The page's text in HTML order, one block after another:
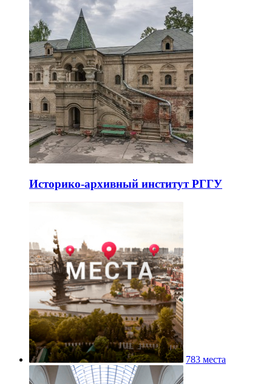
Историко-архивный институт РГГУ
783 места